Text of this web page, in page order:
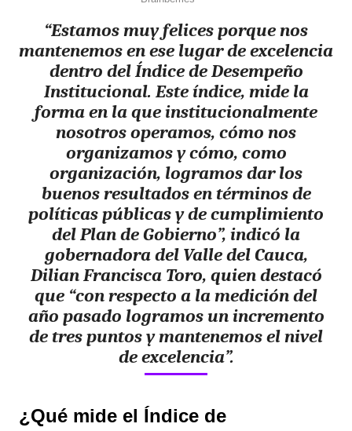
“Estamos muy felices porque nos
mantenemos en ese lugar de excelencia
dentro del Índice de Desempeño
Institucional. Este índice, mide la
forma en la que institucionalmente
nosotros operamos, cómo nos
organizamos y cómo, como
organización, logramos dar los
buenos resultados en términos de
políticas públicas y de cumplimiento
del Plan de Gobierno”, indicó la
gobernadora del Valle del Cauca,
Dilian Francisca Toro, quien destacó
que “con respecto a la medición del
año pasado logramos un incremento
de tres puntos y mantenemos el nivel
de excelencia”.
¿Qué mide el Índice de